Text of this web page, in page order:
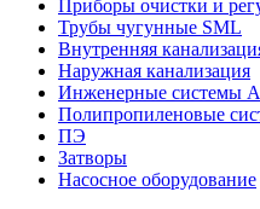
Приборы очистки и
Трубы чугунные SML
Внутренняя
Наружная канализация
Инженерные системы
Полипропиленовые
ПЭ
Затворы
Насосное оборудование